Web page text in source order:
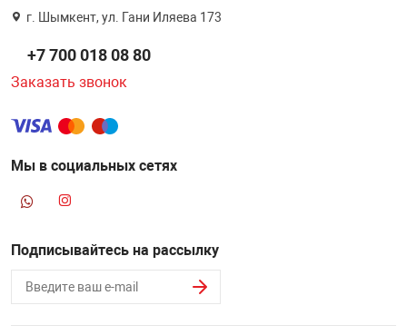
г. Шымкент, ул. Гани Иляева 173
+7 700 018 08 80
Заказать звонок
Мы в социальных сетях
Подписывайтесь на рассылку